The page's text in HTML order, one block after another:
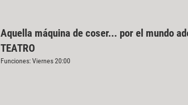
Aquella máquina de coser... por el mundo
TEATRO
Funciones: Viernes 20:00